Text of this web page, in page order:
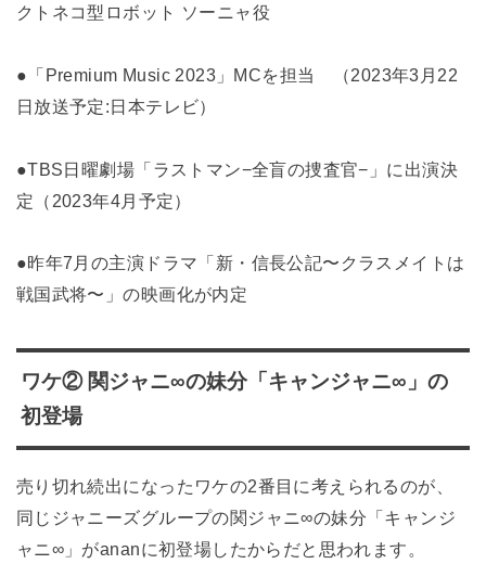
クトネコ型ロボット ソーニャ役
●「Premium Music 2023」MCを担当 （2023年3月22
日放送予定:日本テレビ）
●TBS日曜劇場「ラストマン−全盲の捜査官−」に出演決
定（2023年4月予定）
●昨年7月の主演ドラマ「新・信長公記〜クラスメイトは
戦国武将〜」の映画化が内定
ワケ② 関ジャニ∞の妹分「キャンジャニ∞」の
初登場
売り切れ続出になったワケの2番目に考えられるのが、
同じジャニーズグループの関ジャニ∞の妹分「キャンジ
ャニ∞」がananに初登場したからだと思われます。